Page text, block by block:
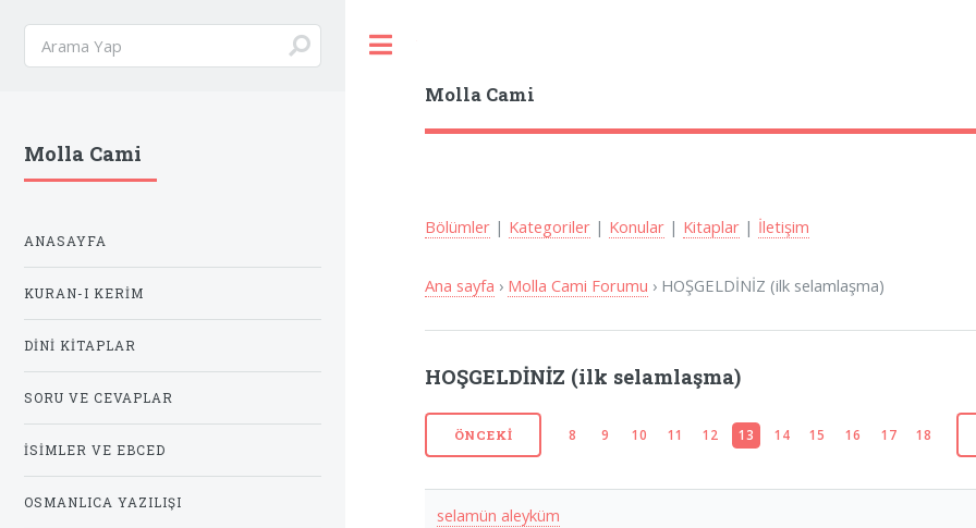
Molla Cami
Bölümler | Kategoriler | Konular | Kitaplar | İletişim
Ana sayfa › Molla Cami Forumu › HOŞGELDİNİZ (ilk selamlaşma)
HOŞGELDİNİZ (ilk selamlaşma)
ÖNCEKI 8 9 10 11 12 13 14 15 16 17 18
selamün aleyküm
Molla Cami
ANASAYFA
KURAN-I KERIM
DINI KITAPLAR
SORU VE CEVAPLAR
İSIMLER VE EBCED
OSMANLICA YAZILIŞI